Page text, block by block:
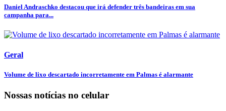
Daniel Andraschko destacou que irá defender três bandeiras em sua
campanha para...
Geral
Volume de lixo descartado incorretamente em Palmas é alarmante
Nossas notícias no celular